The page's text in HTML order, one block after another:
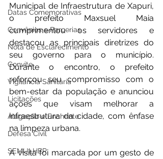
Datas Comemorativas
Convênios e Parcerias
Nota de Esclarecimento
Convite
Vigilância Sanitária
Licitações
Alagação e Enchente
Defesa Civil
SEMULHER
Municipal de Infraestrutura de Xapuri,
o prefeito Maxsuel Maia
cumprimentou os servidores e
destacou as principais diretrizes do
seu governo para o município.
Durante o encontro, o prefeito
reforçou seu compromisso com o
bem-estar da população e anunciou
ações que visam melhorar a
infraestrutura da cidade, com ênfase
na limpeza urbana.
A visita foi marcada por um gesto de